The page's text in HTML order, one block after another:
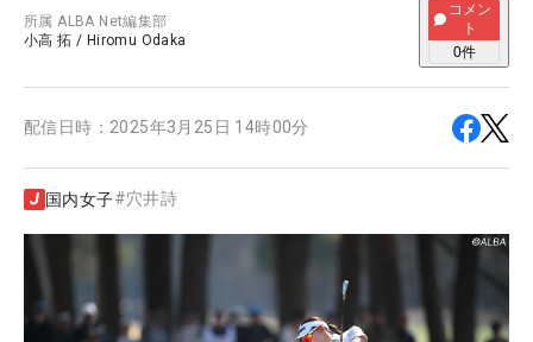
所属ALBA Net編集部
小高 拓 / Hiromu Odaka
コメン
ト
0件
配信日時： 2025年3月25日 14時00分
国内女子#穴井詩